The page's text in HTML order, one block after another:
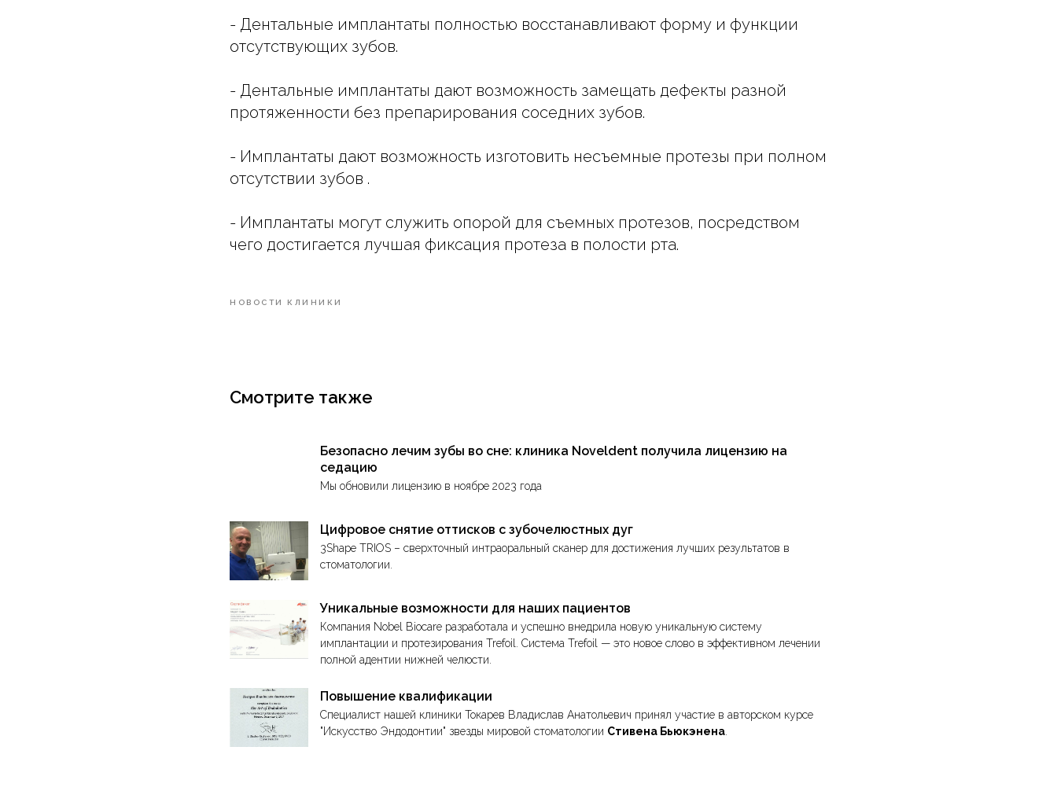
- Дентальные имплантаты полностью восстанавливают форму и функции
отсутствующих зубов.
- Дентальные имплантаты дают возможность замещать дефекты разной
протяженности без препарирования соседних зубов.
- Имплантаты дают возможность изготовить несъемные протезы при полном
отсутствии зубов .
- Имплантаты могут служить опорой для съемных протезов, посредством
чего достигается лучшая фиксация протеза в полости рта.
НОВОСТИ КЛИНИКИ
Смотрите также
Безопасно лечим зубы во сне: клиника Noveldent получила лицензию на
седацию
Мы обновили лицензию в ноябре 2023 года
Цифровое снятие оттисков с зубочелюстных дуг
3Shape TRIOS – сверхточный интраоральный сканер для достижения лучших результатов в
стоматологии.
Уникальные возможности для наших пациентов
Компания Nobel Biocare разработала и успешно внедрила новую уникальную систему
имплантации и протезирования Trefoil. Cистема Trefoil — это новое слово в эффективном лечении
полной адентии нижней челюсти.
Повышение квалификации
Специалист нашей клиники Токарев Владислав Анатольевич принял участие в авторском курсе
"Искусство Эндодонтии" звезды мировой стоматологии Стивена Бьюкэнена
Имплантология
Ортопедия